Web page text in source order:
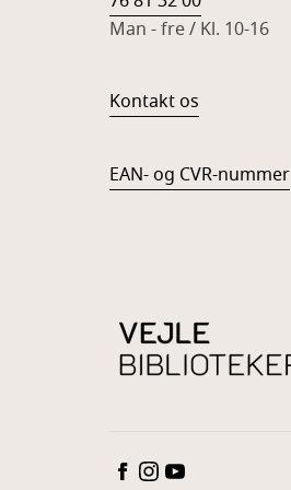
Man - fre / Kl. 10-16
Kontakt os
EAN- og CVR-nummer